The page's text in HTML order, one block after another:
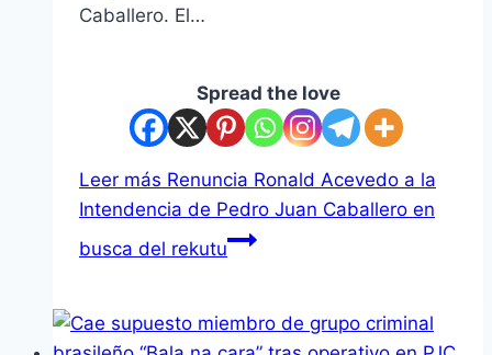
Caballero. El…
Spread the love
Leer más Renuncia Ronald Acevedo a la
Intendencia de Pedro Juan Caballero en
busca del rekutu